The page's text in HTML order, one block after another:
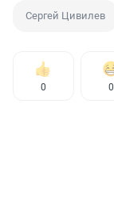
Сергей Цивилев
0 0